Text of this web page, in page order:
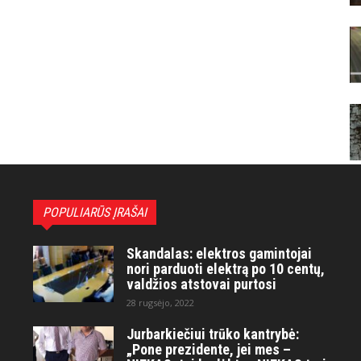
POPULIARŪS ĮRAŠAI
Skandalas: elektros gamintojai
nori parduoti elektrą po 10 centų,
valdžios atstovai purtosi
28 rugsėjo, 2022
Jurbarkiečiui trūko kantrybė:
„Pone prezidente, jei mes –